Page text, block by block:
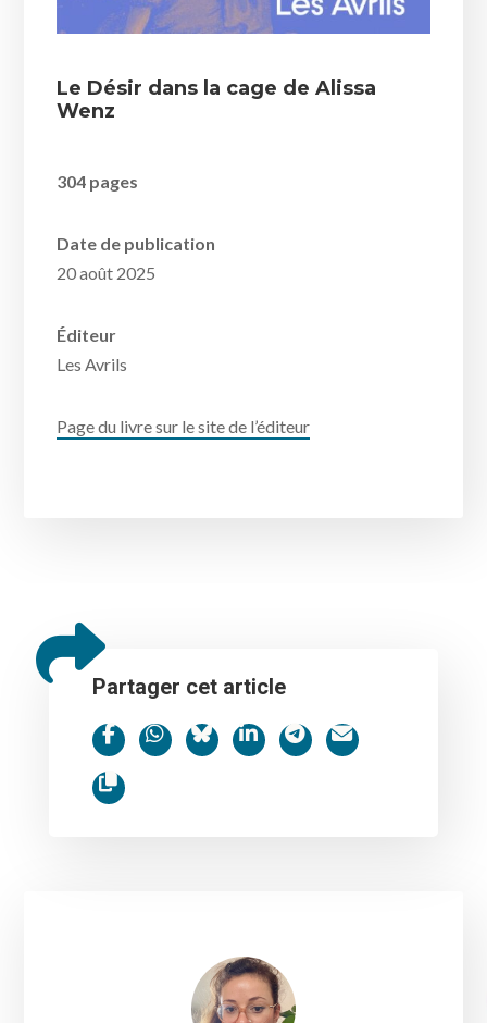
Le Désir dans la cage de Alissa
Wenz
304 pages
Date de publication
20 août 2025
Éditeur
Les Avrils
Page du livre sur le site de l’éditeur
Partager cet article